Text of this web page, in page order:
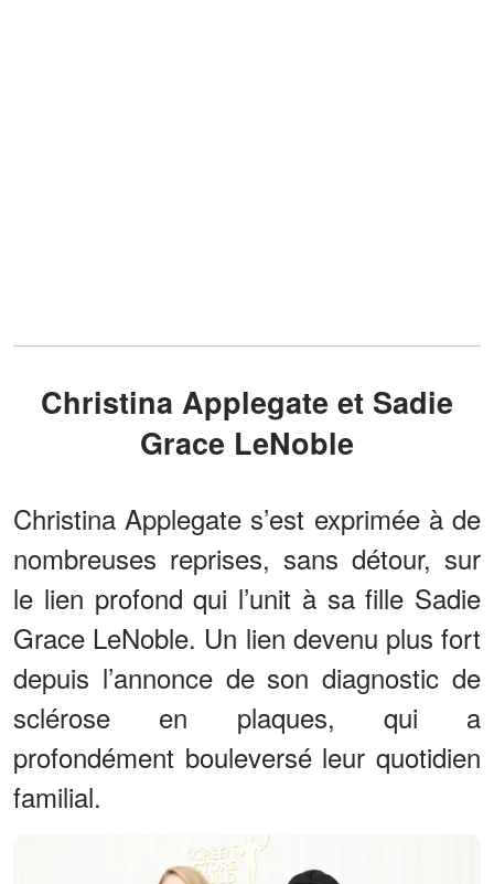
Christina Applegate et Sadie
Grace LeNoble
Christina Applegate s’est exprimée à de
nombreuses reprises, sans détour, sur
le lien profond qui l’unit à sa fille Sadie
Grace LeNoble. Un lien devenu plus fort
depuis l’annonce de son diagnostic de
sclérose en plaques, qui a
profondément bouleversé leur quotidien
familial.